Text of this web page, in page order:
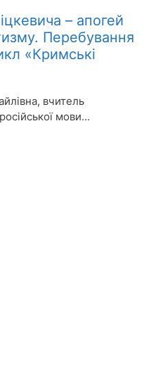
– апогей
Перебування
«Кримські
вчитель
мови...